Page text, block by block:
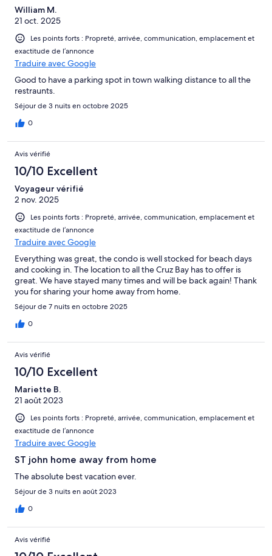
William M.
21 oct. 2025
Les points forts : Propreté, arrivée, communication, emplacement et
exactitude de l’annonce
Traduire avec Google
Good to have a parking spot in town walking distance to all the
restraunts.
Séjour de 3 nuits en octobre 2025
0
Avis vérifié
10/10 Excellent
Voyageur vérifié
2 nov. 2025
Les points forts : Propreté, arrivée, communication, emplacement et
exactitude de l’annonce
Traduire avec Google
Everything was great, the condo is well stocked for beach days
and cooking in. The location to all the Cruz Bay has to offer is
great. We have stayed many times and will be back again! Thank
you for sharing your home away from home.
Séjour de 7 nuits en octobre 2025
0
Avis vérifié
10/10 Excellent
Mariette B.
21 août 2023
Les points forts : Propreté, arrivée, communication, emplacement et
exactitude de l’annonce
Traduire avec Google
ST john home away from home
The absolute best vacation ever.
Séjour de 3 nuits en août 2023
0
Avis vérifié